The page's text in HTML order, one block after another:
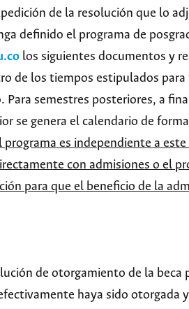
de la resolución que lo
definido el programa de
los siguientes documentos y
de los tiempos estipulados para
Para semestres posteriores, a
se genera el calendario de
programa es independiente a
con admisiones o el
para que el beneficio de la
de otorgamiento de la beca
haya sido otorgada